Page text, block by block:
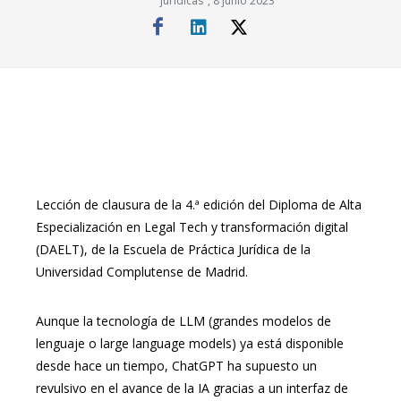
Lección de clausura de la 4.ª edición del Diploma de Alta
Especialización en Legal Tech y transformación digital
(DAELT), de la Escuela de Práctica Jurídica de la
Universidad Complutense de Madrid.
Aunque la tecnología de LLM (grandes modelos de
lenguaje o large language models) ya está disponible
desde hace un tiempo, ChatGPT ha supuesto un
revulsivo en el avance de la IA gracias a un interfaz de